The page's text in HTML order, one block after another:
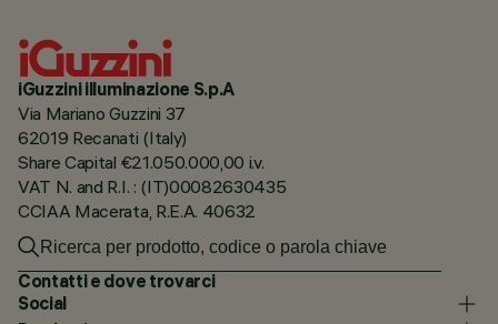
iGuzzini illuminazione S.p.A
Via Mariano Guzzini 37
62019 Recanati (Italy)
Share Capital €21.050.000,00 i.v.
VAT N. and R.I. : (IT)00082630435
CCIAA Macerata, R.E.A. 40632
Contatti e dove trovarci
Social